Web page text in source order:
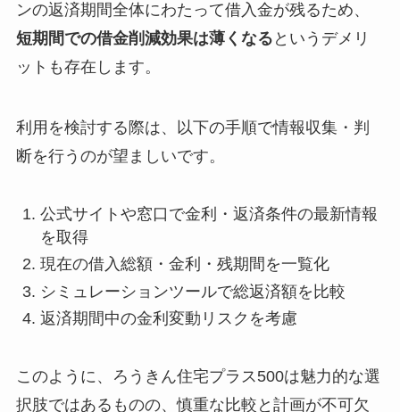
ンの返済期間全体にわたって借入金が残るため、
短期間での借金削減効果は薄くなる というデメリ
ットも存在します。
利用を検討する際は、以下の手順で情報収集・判
断を行うのが望ましいです。
公式サイトや窓口で金利・返済条件の最新情報
を取得
現在の借入総額・金利・残期間を一覧化
シミュレーションツールで総返済額を比較
返済期間中の金利変動リスクを考慮
このように、ろうきん住宅プラス500は魅力的な選
択肢ではあるものの、慎重な比較と計画が不可欠